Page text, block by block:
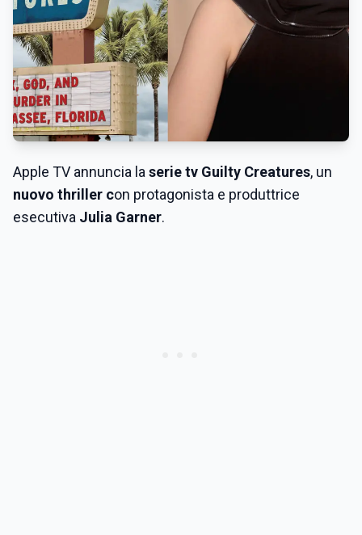
Apple TV annuncia la serie tv Guilty Creatures, un
nuovo thriller con protagonista e produttrice
esecutiva Julia Garner.